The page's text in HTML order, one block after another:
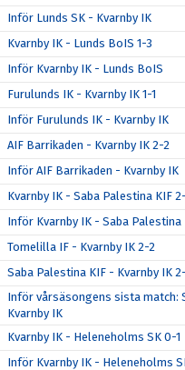
Inför Lunds SK - Kvarnby IK
Kvarnby IK - Lunds BoIS 1-3
Inför Kvarnby IK - Lunds BoIS
Furulunds IK - Kvarnby IK 1-1
Inför Furulunds IK - Kvarnby IK
AIF Barrikaden - Kvarnby IK 2-2
Inför AIF Barrikaden - Kvarnby IK
Kvarnby IK - Saba Palestina KIF
Inför Kvarnby IK - Saba Palestina
Tomelilla IF - Kvarnby IK 2-2
Saba Palestina KIF - Kvarnby IK
Inför vårsäsongens sista match:
Kvarnby IK
Kvarnby IK - Heleneholms SK 0-1
Inför Kvarnby IK - Heleneholms